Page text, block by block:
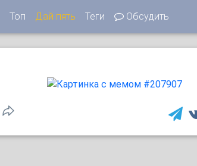
Топ Дай пять Теги Обсудить